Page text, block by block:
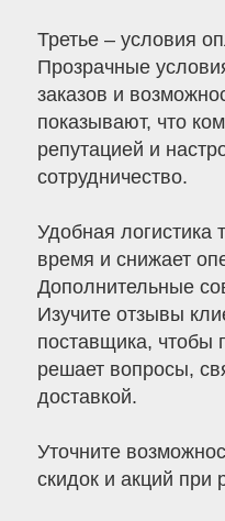
Третье – условия
Прозрачные
заказов и
показывают, что
репутацией и
сотрудничество.
Удобная логистика
время и снижает
Дополнительные
Изучите отзывы
поставщика, чтобы
решает вопросы,
доставкой.
Уточните
скидок и акций при